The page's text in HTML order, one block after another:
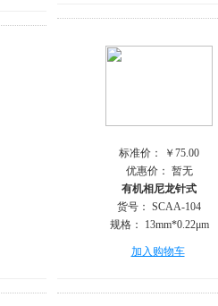
标准价：
￥75.00
优惠价： 暂无
有机相尼龙针式
货号： SCAA-104
规格：
13mm*0.22μm
加入购物车